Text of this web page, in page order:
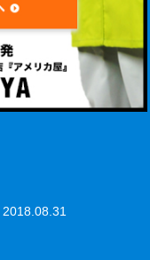
2018.08.31